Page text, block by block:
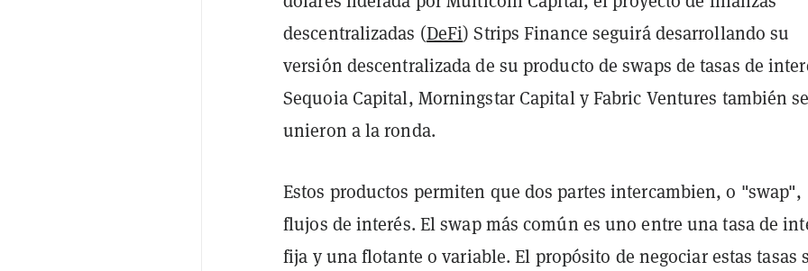
descentralizadas (DeFi) Strips Finance seguirá desarrollando su
versión descentralizada de su producto de swaps de tasas de
Sequoia Capital, Morningstar Capital y Fabric Ventures también se
unieron a la ronda.
Estos productos permiten que dos partes intercambien, o "swap",
flujos de interés. El swap más común es uno entre una tasa de
fija y una flotante o variable. El propósito de negociar estas tasas